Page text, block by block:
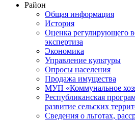
Район
Общая информация
История
Оценка регулирующего
экспертиза
Экономика
Управление культуры
Опросы населения
Продажа имущества
МУП «Коммунальное
Республиканская
развитие сельских
Сведения о льготах,